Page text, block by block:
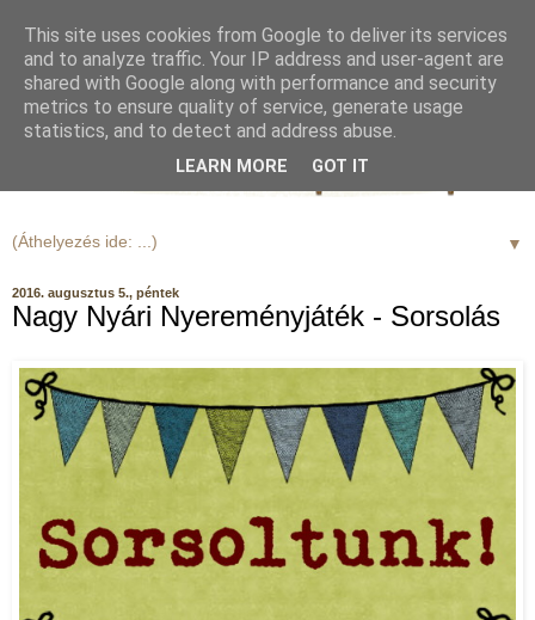
▼
2016. augusztus 5., péntek
Nagy Nyári Nyereményjáték - Sorsolás
This site uses cookies from Google to deliver its services
and to analyze traffic. Your IP address and user-agent are
shared with Google along with performance and security
metrics to ensure quality of service, generate usage
statistics, and to detect and address abuse.
LEARN MORE GOT IT